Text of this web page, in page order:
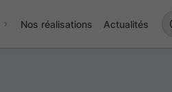
Nos réalisations Actualités